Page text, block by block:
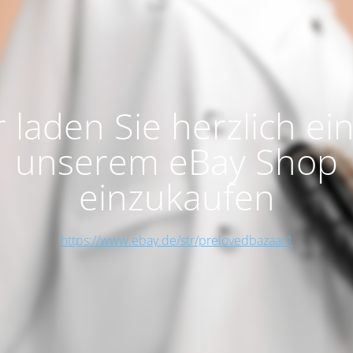
laden Sie herzlich
unserem eBay Shop
einzukaufen
https://www.ebay.de/str/prelovedbazaar1